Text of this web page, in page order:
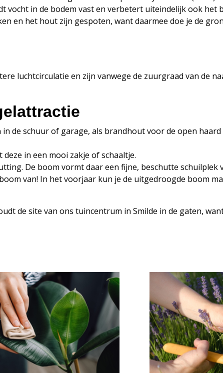
in de bodem vast en verbetert uiteindelijk ook het
en het hout zijn gespoten, want daarmee doe je de
luchtcirculatie en zijn vanwege de zuurgraad van de
de schuur of garage, als brandhout voor de open
in een mooi zakje of schaaltje.
De boom vormt daar een fijne, beschutte schuilplek
van! In het voorjaar kun je de uitgedroogde boom
de site van ons tuincentrum in Smilde in de gaten,